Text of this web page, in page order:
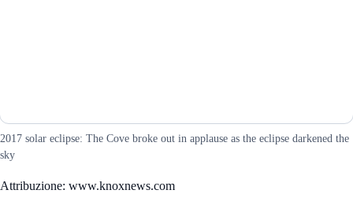
2017 solar eclipse: The Cove broke out in applause as the eclipse darkened the
sky
Attribuzione: www.knoxnews.com